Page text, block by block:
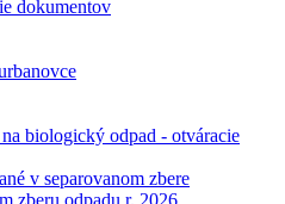
dokumentov
biologický odpad - otváracie
v separovanom zbere
zberu odpadu r. 2026